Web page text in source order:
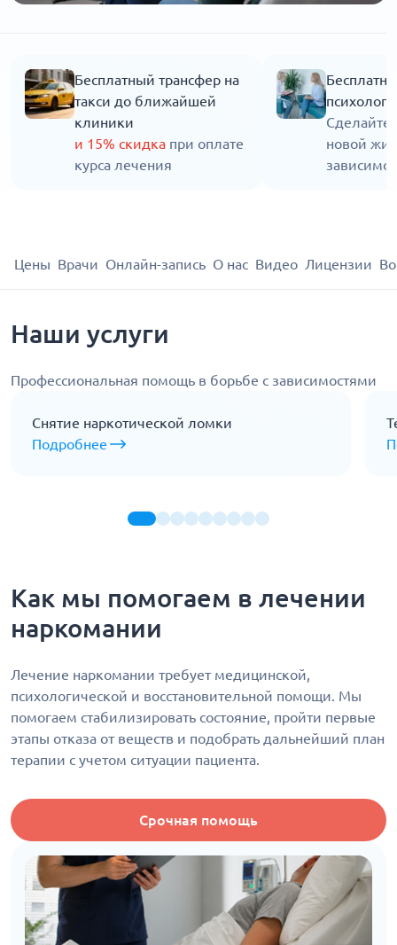
Бесплатный трансфер на
такси до ближайшей
клиники
и 15% скидка при оплате
курса лечения
психолога
Сделайте
новой
Цены Врачи Онлайн-запись О нас Видео Лицензии
Наши услуги
Профессиональная помощь в борьбе с зависимостями
Снятие наркотической ломки
Подробнее
Как мы помогаем в лечении
наркомании
Лечение наркомании требует медицинской,
психологической и восстановительной помощи. Мы
помогаем стабилизировать состояние, пройти первые
этапы отказа от веществ и подобрать дальнейший план
терапии с учетом ситуации пациента.
Срочная помощь